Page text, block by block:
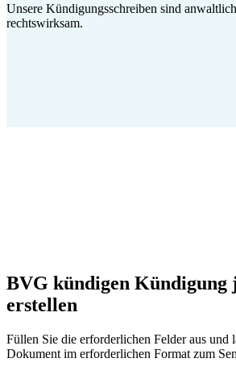
Unsere Kündigungsschreiben sind
rechtswirksam.
BVG kündigen Kündigung
erstellen
Füllen Sie die erforderlichen Felder aus und
Dokument im erforderlichen Format zum